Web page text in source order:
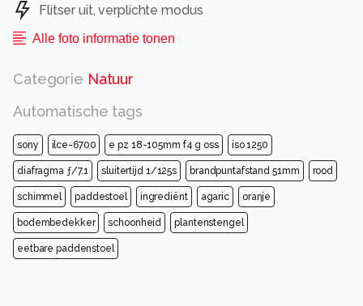
Flitser uit, verplichte modus
Alle foto informatie tonen
Categorie Natuur
Automatische tags
sony ilce-6700 e pz 18-105mm f4 g oss iso 1250
diafragma ƒ/7.1 sluitertijd 1/125s brandpuntafstand 51mm rood
schimmel paddestoel ingrediënt agaric oranje
bodembedekker schoonheid plantenstengel
eetbare paddenstoel